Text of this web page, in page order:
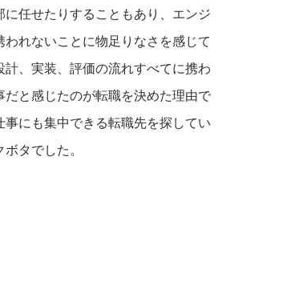
任せたりすることもあり、エンジ
れないことに物足りなさを感じて
、実装、評価の流れすべてに携わ
と感じたのが転職を決めた理由で
にも集中できる転職先を探してい
タでした。